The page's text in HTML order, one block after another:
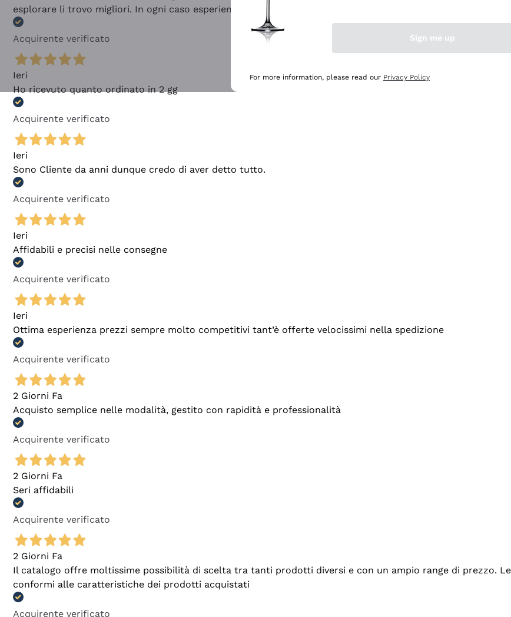
esplorare li trovo migliori. In ogni caso esperienza buona e lo consiglio! 👍
Acquirente verificato
Ieri
Ho ricevuto quanto ordinato in 2 gg
Acquirente verificato
Ieri
Sono Cliente da anni dunque credo di aver detto tutto.
Acquirente verificato
Ieri
Affidabili e precisi nelle consegne
Acquirente verificato
Ieri
Ottima esperienza prezzi sempre molto competitivi tant’è offerte velocissimi nella spedizione
Acquirente verificato
2 Giorni Fa
Acquisto semplice nelle modalità, gestito con rapidità e professionalità
Acquirente verificato
2 Giorni Fa
Seri affidabili
Acquirente verificato
2 Giorni Fa
Il catalogo offre moltissime possibilità di scelta tra tanti prodotti diversi e con un ampio range di prezzo.
conformi alle caratteristiche dei prodotti acquistati
Acquirente verificato
Sign me up
For more information, please read our Privacy Policy